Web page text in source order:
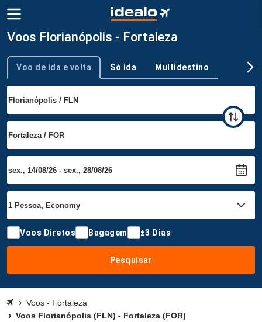
Voos Florianópolis - Fortaleza
Tipo de viagem
Voo de ida e volta Só ida Multidestino
Voos Diretos Bagagem ±3 Dias
Pesquisar
Voos - Fortaleza
Voos Florianópolis (FLN) - Fortaleza (FOR)